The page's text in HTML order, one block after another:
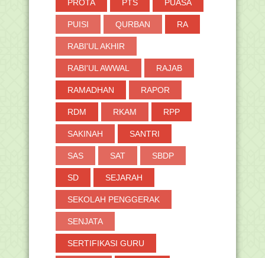
PROTA PTS PUASA
PUISI QURBAN RA
RABI'UL AKHIR
RABI'UL AWWAL RAJAB
RAMADHAN RAPOR
RDM RKAM RPP
SAKINAH SANTRI
SAS SAT SBDP
SD SEJARAH
SEKOLAH PENGGERAK
SENJATA
SERTIFIKASI GURU